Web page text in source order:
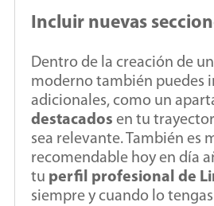
Incluir nuevas
Dentro de la creación de
moderno también puedes
adicionales, como un
destacados en tu
sea relevante. También es
recomendable hoy en día
tu perfil profesional de
siempre y cuando lo tengas